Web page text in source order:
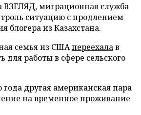
ВЗГЛЯД, миграционная служба
ситуацию с продлением
блогера из Казахстана.
семья из СШАпереехалав
для работы в сфере сельского
другая американская пара
на временное проживание